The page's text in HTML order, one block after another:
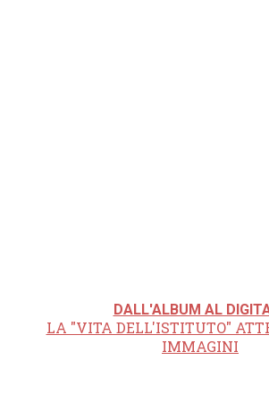
DALL'ALBUM AL
LA "VITA DELL'ISTITUTO"
IMMAGINI